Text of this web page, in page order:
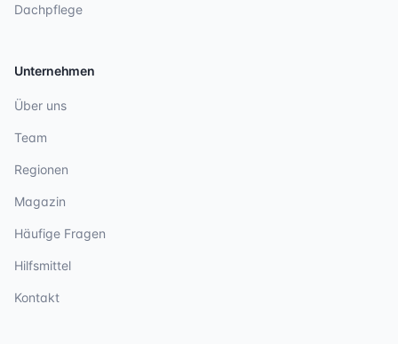
Dachpflege
Unternehmen
Über uns
Team
Regionen
Magazin
Häufige Fragen
Hilfsmittel
Kontakt